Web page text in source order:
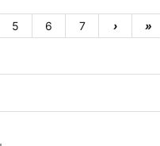
5 6 7 › »